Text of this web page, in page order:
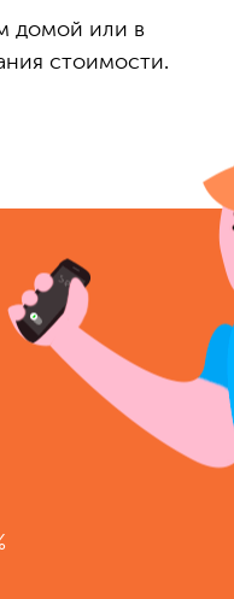
домой или в
стоимости.